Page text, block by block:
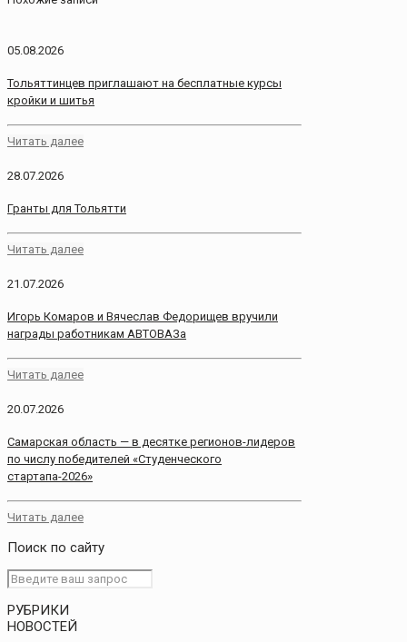
05.08.2026
Тольяттинцев приглашают на бесплатные курсы
кройки и шитья
Читать далее
28.07.2026
Гранты для Тольятти
Читать далее
21.07.2026
Игорь Комаров и Вячеслав Федорищев вручили
награды работникам АВТОВАЗа
Читать далее
20.07.2026
Самарская область — в десятке регионов-лидеров
по числу победителей «Студенческого
стартапа-2026»
Читать далее
Поиск по сайту
РУБРИКИ
НОВОСТЕЙ